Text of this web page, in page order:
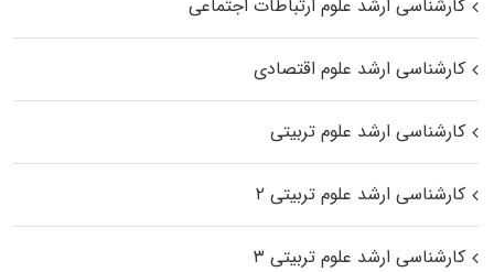
کارشناسی ارشد علوم ارتباطات اجتماعی
کارشناسی ارشد علوم اقتصادی
کارشناسی ارشد علوم تربیتی
کارشناسی ارشد علوم تربیتی ۲
کارشناسی ارشد علوم تربیتی ۳